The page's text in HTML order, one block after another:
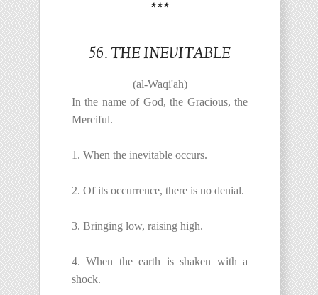
***
56. THE INEVITABLE
(al-Waqi'ah)
In the name of God, the Gracious, the
Merciful.
1. When the inevitable occurs.
2. Of its occurrence, there is no denial.
3. Bringing low, raising high.
4. When the earth is shaken with a
shock.